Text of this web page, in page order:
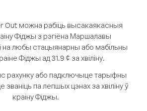
Out можна рабіць высакаякасныя
Фіджы з рэгіёна Маршалавы
на любы стацыянарны або мабільны
Фіджы ад 31.9 ¢ за хвіліну.
рахунку або падключыце тарыфны
па лепшых цэнах за хвіліну ў
краіну Фіджы.